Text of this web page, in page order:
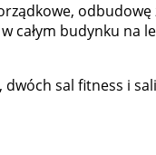
budynku na
sal fitness i